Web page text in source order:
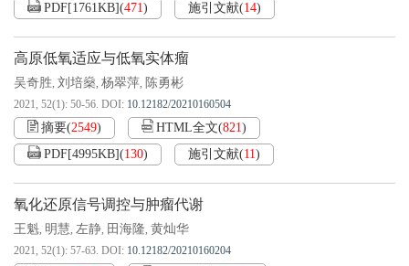
PDF[1761KB](471) 施引文献(14)
高原低氧适应与低氧实体瘤
吴奇胜, 刘培燊, 杨翠萍, 陈勇彬
2021, 52(1): 50-56. DOI: 10.12182/20210160504
摘要(2549) HTML全文(821)
PDF[4995KB](130) 施引文献(11)
氧化还原信号调控与肿瘤代谢
王魁, 明慧, 左静, 田海隆, 黄灿华
2021, 52(1): 57-63. DOI: 10.12182/20210160204